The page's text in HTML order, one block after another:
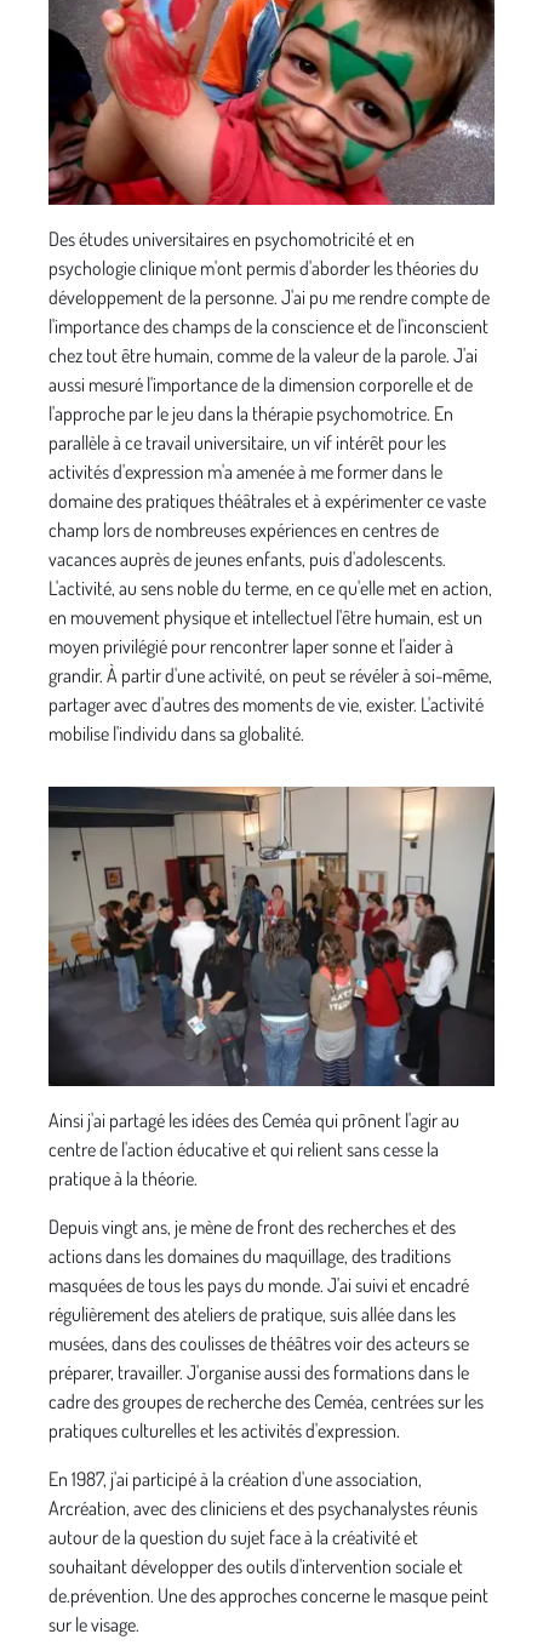
Des études uni­versitaires en psychomotricité et en
psychologie clinique m'ont permis d'aborder les théories du
développement de la personne. J'ai pu me rendre compte de
l'importance des champs de la conscience et de l'inconscient
chez tout être humain, comme de la valeur de la parole. J'ai
aussi mesuré l'importance de la dimension corporelle et de
l'approche par le jeu dans la thérapie psychomotrice. En
parallèle à ce travail universitaire, un vif intérêt pour les
activités d'expression m'a amenée à me former dans le
domaine des pratiques théâtrales et à expérimenter ce vaste
champ lors de nombreuses expériences en centres de
vacances auprès de jeunes enfants, puis d'adolescents.
L'activité, au sens noble du terme, en ce qu'elle met en action,
en mouvement physique et intellectuel l'être humain, est un
moyen privilégié pour rencontrer laper­ sonne et l'aider à
grandir. À partir d'une activité, on peut se révéler à soi-même,
partager avec d'autres des moments de vie, exister. L'activité
mobilise l'individu dans sa globa­lité.
Ainsi j'ai partagé les idées des Ceméa qui prônent l'agir au
centre de l'action éducative et qui relient sans ces­se la
pratique à la théorie.
Depuis vingt ans, je mène de front des recherches et des
actions dans les domaines du maquillage, des traditions
masquées de tous les pays du monde. J'ai suivi et encadré
régulièrement des ateliers de pratique, suis allée dans les
musées, dans des coulisses de théâtres voir des acteurs se
préparer, travailler. J'organise aussi des formations dans le
cadre des groupes de recherche des Ceméa, centrées sur les
pratiques culturelles et les activités d'expression.
En 1987, j'ai participé à la création d'une association,
Arcréation, avec des cliniciens et des psychanalystes réunis
autour de la question du sujet face à la créativité et
souhaitant développer des outils d'intervention sociale et
de.prévention. Une des approches concerne le masque peint
sur le visage.